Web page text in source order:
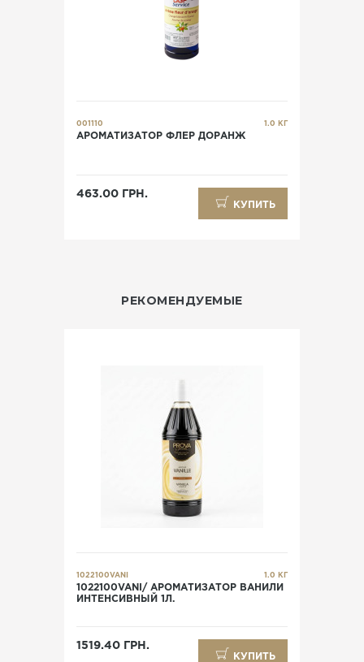
001110 1.0 КГ
АРОМАТИЗАТОР ФЛЕР ДОРАНЖ
463.00 ГРН.
КУПИТЬ
РЕКОМЕНДУЕМЫЕ
1022100VANI 1.0 КГ
1022100VANI/ АРОМАТИЗАТОР ВАНИЛИ
ИНТЕНСИВНЫЙ 1Л.
1519.40 ГРН.
КУПИТЬ